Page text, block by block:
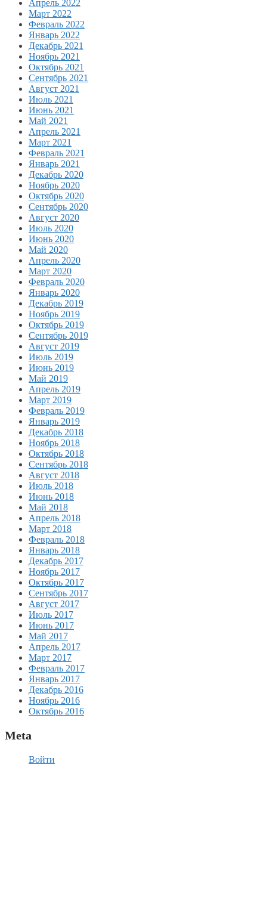
Апрель 2022
Март 2022
Февраль 2022
Январь 2022
Декабрь 2021
Ноябрь 2021
Октябрь 2021
Сентябрь 2021
Август 2021
Июль 2021
Июнь 2021
Май 2021
Апрель 2021
Март 2021
Февраль 2021
Январь 2021
Декабрь 2020
Ноябрь 2020
Октябрь 2020
Сентябрь 2020
Август 2020
Июль 2020
Июнь 2020
Май 2020
Апрель 2020
Март 2020
Февраль 2020
Январь 2020
Декабрь 2019
Ноябрь 2019
Октябрь 2019
Сентябрь 2019
Август 2019
Июль 2019
Июнь 2019
Май 2019
Апрель 2019
Март 2019
Февраль 2019
Январь 2019
Декабрь 2018
Ноябрь 2018
Октябрь 2018
Сентябрь 2018
Август 2018
Июль 2018
Июнь 2018
Май 2018
Апрель 2018
Март 2018
Февраль 2018
Январь 2018
Декабрь 2017
Ноябрь 2017
Октябрь 2017
Сентябрь 2017
Август 2017
Июль 2017
Июнь 2017
Май 2017
Апрель 2017
Март 2017
Февраль 2017
Январь 2017
Декабрь 2016
Ноябрь 2016
Октябрь 2016
Meta
Войти